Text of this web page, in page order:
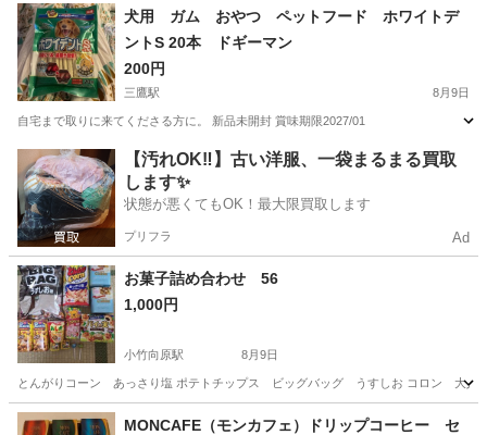
東京 港区 芝浦ふ頭駅 食品
犬用 ガム おやつ ペットフード ホワイトデ
ントS 20本 ドギーマン
200円
三鷹駅 8月9日
自宅まで取りに来てくださる方に。 新品未開封 賞味期限2027/01
東京 三鷹市 三鷹駅 食品 ドギーマン
【汚れOK‼️】古い洋服、一袋まるまる買取
します✨
状態が悪くてもOK！最大限買取します
プリフラ Ad
お菓子詰め合わせ 56
1,000円
小竹向原駅 8月9日
とんがりコーン あっさり塩 ポテトチップス ビッグバッグ うすしお コロン 大人の
東京 練馬区 詰め合わせ
MONCAFE（モンカフェ）ドリップコーヒー セ